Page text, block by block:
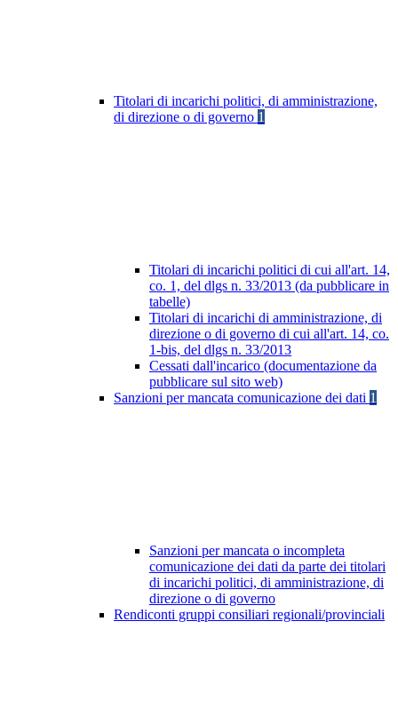
Titolari di incarichi politici, di amministrazione,
di direzione o di governo 1
Titolari di incarichi politici di cui all'art. 14,
co. 1, del dlgs n. 33/2013 (da pubblicare in
tabelle)
Titolari di incarichi di amministrazione, di
direzione o di governo di cui all'art. 14, co.
1-bis, del dlgs n. 33/2013
Cessati dall'incarico (documentazione da
pubblicare sul sito web)
Sanzioni per mancata comunicazione dei dati 1
Sanzioni per mancata o incompleta
comunicazione dei dati da parte dei titolari
di incarichi politici, di amministrazione, di
direzione o di governo
Rendiconti gruppi consiliari regionali/provinciali